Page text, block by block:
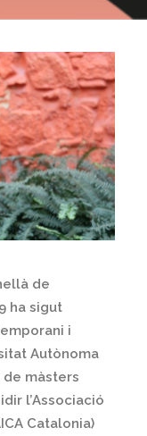
de
ha sigut
i
Autònoma
màsters
l’Associació
Catalonia)